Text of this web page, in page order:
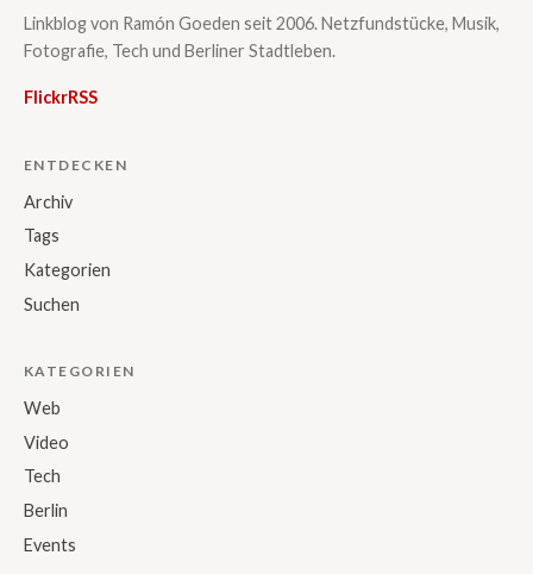
Linkblog von Ramón Goeden seit 2006. Netzfundstücke, Musik,
Fotografie, Tech und Berliner Stadtleben.
FlickrRSS
ENTDECKEN
Archiv
Tags
Kategorien
Suchen
KATEGORIEN
Web
Video
Tech
Berlin
Events